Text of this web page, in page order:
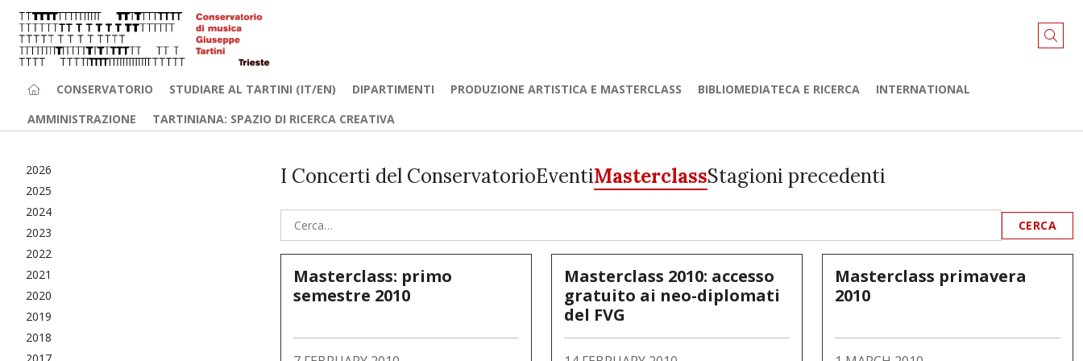
CONSERVATORIO STUDIARE AL TARTINI (IT/EN) DIPARTIMENTI PRODUZIONE ARTISTICA E MASTERCLASS BIBLIOMEDIATECA E RICERCA
INTERNATIONAL
AMMINISTRAZIONE
TARTINIANA: SPAZIO DI RICERCA CREATIVA
2026
2025
2024
2023
2022
2021
2020
2019
2018
I Concerti del ConservatorioEventiMasterclassStagioni precedenti
Masterclass: primo
semestre 2010
Masterclass 2010: accesso
gratuito ai neo-diplomati
del FVG
Masterclass primavera
2010